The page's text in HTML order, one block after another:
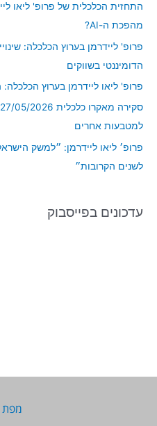
:
התחזית הכלכלית של פרופ' ליאו
מהפכת ה-AI?
הדומיננטי בשווקים
פרופ' ליאו ליידרמן בערוץ
למטבעות אחרים
פרופ׳ ליאו ליידרמן: ״למשק
לשנים הקרובות״
עדכונים בפייסבוק